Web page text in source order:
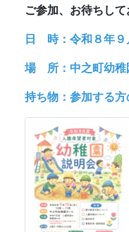
🌸港区令和８
も通園制度の
中之町幼稚園では
も通園制度」を開始
月・木クラス 5名
ました。